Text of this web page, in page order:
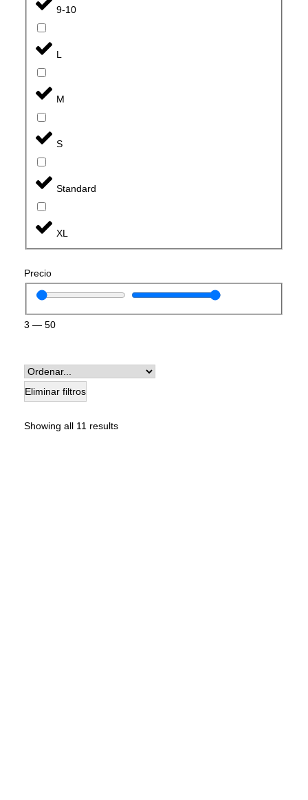
9-10
L
M
S
Standard
XL
Precio
3 — 50
Eliminar filtros
Showing all 11 results